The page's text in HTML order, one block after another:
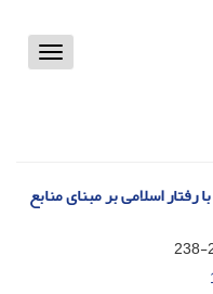
Toggle
اسلامی بر مبنای منابع